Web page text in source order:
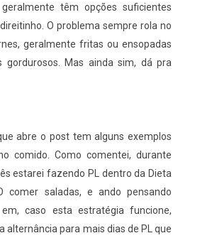
têm opções suficientes
O problema sempre rola no
geralmente fritas ou ensopadas
gordurosos. Mas ainda sim, dá pra
abre o post tem alguns exemplos
comido. Como comentei, durante
estarei fazendo PL dentro da Dieta
comer saladas, e ando pensando
caso esta estratégia funcione,
alternância para mais dias de PL que